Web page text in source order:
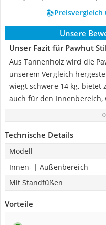
Unsere
Unser Fazit für Pawhut
Aus Tannenholz wird die
unserem Vergleich
wiegt schwere 14 kg, bietet
auch für den
Technische Details
Modell
Innen- | Außenbereich
Mit Standfüßen
Vorteile